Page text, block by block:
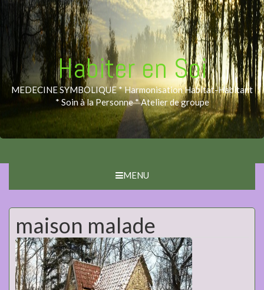
Habiter en Soi
MEDECINE SYMBOLIQUE * Harmonisation Habitat-Habitant
* Soin à la Personne * Atelier de groupe
MENU
maison malade